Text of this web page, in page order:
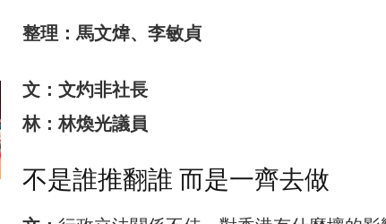
整理：馬文煒、李敏貞
文：文灼非社長
林：林煥光議員
不是誰推翻誰 而是一齊去做